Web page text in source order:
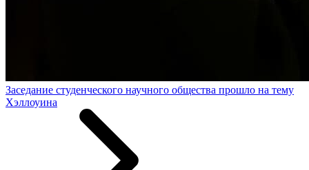
Заседание студенческого научного общества прошло на тему
Хэллоуина